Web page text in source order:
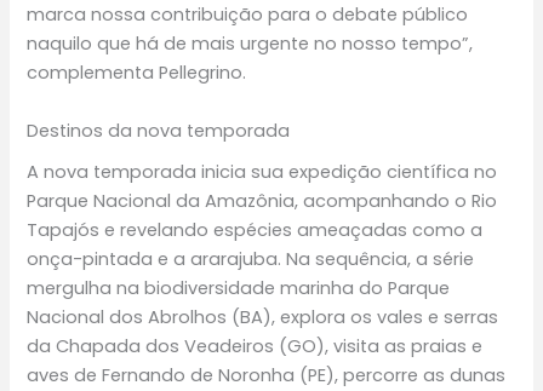
marca nossa contribuição para o debate público
naquilo que há de mais urgente no nosso tempo”,
complementa Pellegrino.
Destinos da nova temporada
A nova temporada inicia sua expedição científica no
Parque Nacional da Amazônia, acompanhando o Rio
Tapajós e revelando espécies ameaçadas como a
onça-pintada e a ararajuba. Na sequência, a série
mergulha na biodiversidade marinha do Parque
Nacional dos Abrolhos (BA), explora os vales e serras
da Chapada dos Veadeiros (GO), visita as praias e
aves de Fernando de Noronha (PE), percorre as dunas